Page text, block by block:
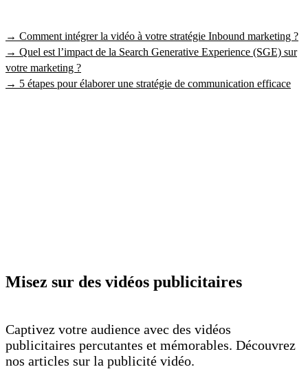
→ Comment intégrer la vidéo à votre stratégie Inbound marketing ?
→ Quel est l’impact de la Search Generative Experience (SGE) sur
votre marketing ?
→ 5 étapes pour élaborer une stratégie de communication efficace
Misez sur des vidéos publicitaires
Captivez votre audience avec des vidéos
publicitaires percutantes et mémorables. Découvrez
nos articles sur la publicité vidéo.